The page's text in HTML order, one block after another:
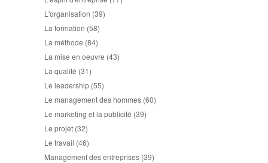
L'organisation (39)
La formation (58)
La méthode (84)
La mise en oeuvre (43)
La qualité (31)
Le leadership (55)
Le management des hommes (60)
Le marketing et la publicité (39)
Le projet (32)
Le travail (46)
Management des entreprises (39)